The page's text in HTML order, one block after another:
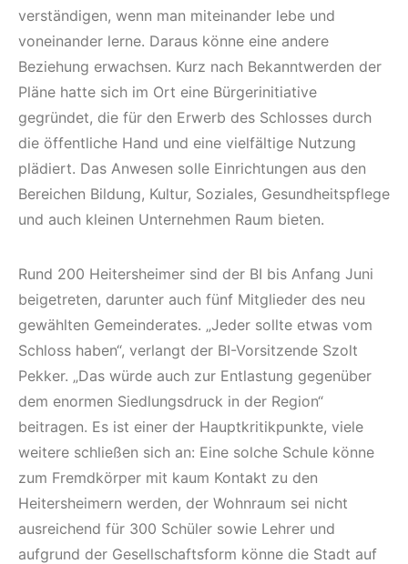
verständigen, wenn man miteinander lebe und
voneinander lerne. Daraus könne eine andere
Beziehung erwachsen. Kurz nach Bekanntwerden der
Pläne hatte sich im Ort eine Bürgerinitiative
gegründet, die für den Erwerb des Schlosses durch
die öffentliche Hand und eine vielfältige Nutzung
plädiert. Das Anwesen solle Einrichtungen aus den
Bereichen Bildung, Kultur, Soziales, Gesundheitspflege
und auch kleinen Unternehmen Raum bieten.
Rund 200 Heitersheimer sind der BI bis Anfang Juni
beigetreten, darunter auch fünf Mitglieder des neu
gewählten Gemeinderates. „Jeder sollte etwas vom
Schloss haben“, verlangt der BI-Vorsitzende Szolt
Pekker. „Das würde auch zur Entlastung gegenüber
dem enormen Siedlungsdruck in der Region“
beitragen. Es ist einer der Hauptkritikpunkte, viele
weitere schließen sich an: Eine solche Schule könne
zum Fremdkörper mit kaum Kontakt zu den
Heitersheimern werden, der Wohnraum sei nicht
ausreichend für 300 Schüler sowie Lehrer und
aufgrund der Gesellschaftsform könne die Stadt auf